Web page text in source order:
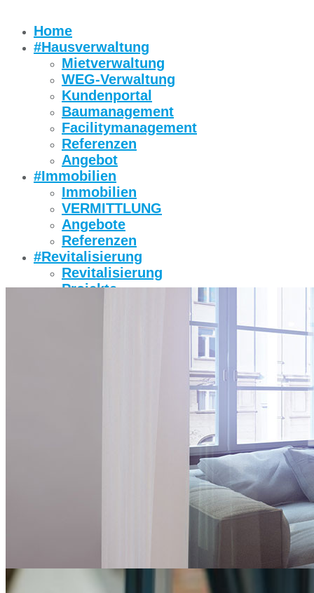
Home
#Hausverwaltung
Mietverwaltung
WEG-Verwaltung
Kundenportal
Baumanagement
Facilitymanagement
Referenzen
Angebot
#Immobilien
Immobilien
VERMITTLUNG
Angebote
Referenzen
#Revitalisierung
Revitalisierung
Projekte
Über Thomas Bohner